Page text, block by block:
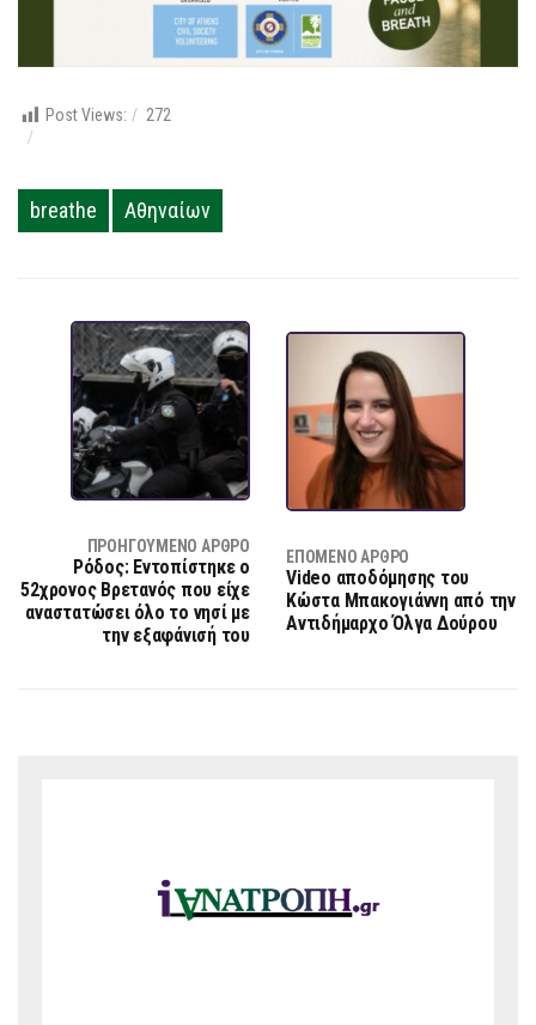
Post Views: 272
breathe Αθηναίων
ΠΡΟΗΓΟΎΜΕΝΟ ΆΡΘΡΟ
Ρόδος: Εντοπίστηκε ο
52χρονος Βρετανός που είχε
αναστατώσει όλο το νησί με
την εξαφάνισή του
ΕΠΌΜΕΝΟ ΆΡΘΡΟ
Video αποδόμησης του
Κώστα Μπακογιάννη από την
Αντιδήμαρχο Όλγα Δούρου